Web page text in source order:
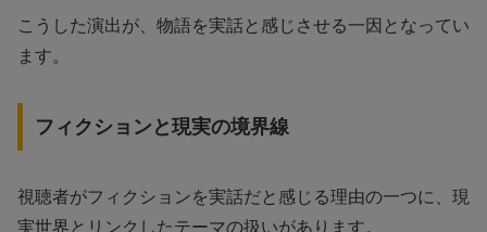
こうした演出が、物語を実話と感じさせる一因となってい
ます。
フィクションと現実の境界線
視聴者がフィクションを実話だと感じる理由の一つに、現
実世界とリンクしたテーマの扱いがあります。